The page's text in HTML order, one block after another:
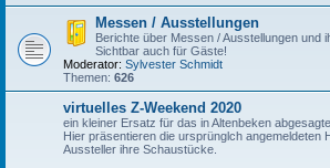
Messen / Ausstellungen
Berichte über Messen / Ausstellungen und
Sichtbar auch für Gäste!
Moderator: Sylvester Schmidt
Themen: 626
virtuelles Z-Weekend 2020
ein kleiner Ersatz für das in Altenbeken
Hier präsentieren die ursprünglch angemeldeten
Aussteller ihre Schaustücke.